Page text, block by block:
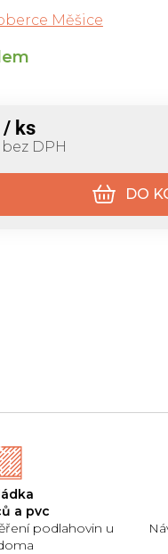
Měšice
/ ks
bez DPH
DO
a pvc
podlahovin u